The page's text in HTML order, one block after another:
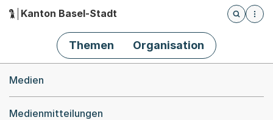
Hauptnavigation
Kanton Basel-Stadt
Öffnet
Themen Organisation
Medien
Medienmitteilungen